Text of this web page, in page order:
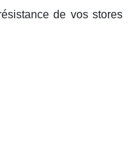
de vos stores